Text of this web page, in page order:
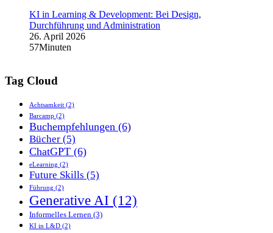
KI in Learning & Development: Bei Design,
Durchführung und Administration
26. April 2026
57Minuten
Tag Cloud
Achtsamkeit (2)
Barcamp (2)
Buchempfehlungen (6)
Bücher (5)
ChatGPT (6)
eLearning (2)
Future Skills (5)
Führung (2)
Generative AI (12)
Informelles Lernen (3)
KI in L&D (2)